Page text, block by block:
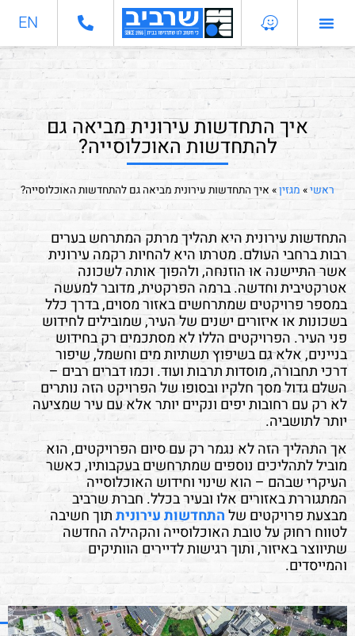
EN
איך התחדשות עירונית מביאה גם
להתחדשות האוכלוסייה?
ראשי»מגזין»איך התחדשות עירונית מביאה גם להתחדשות האוכלוסייה?
התחדשות עירונית היא תהליך מרתק המתרחש בערים
רבות ברחבי העולם. מטרתו היא להחיות רקמה עירונית
אשר התיישנה או הוזנחה, ולהפוך אותה לשכונה
אטרקטיבית וחדשה. ברמה הפרקטית, מדובר למעשה
במספר פרויקטים שמתרחשים באזור מסוים, בדרך כלל
בשכונות או איזורים ישנים של העיר, שמובילים לחידוש
פני העיר. הפרויקטים הללו לא מסתכמים רק בחידוש
בניינים, אלא גם בשיפוץ תשתיות מים וחשמל, שיפור
דרכי תחבורה, מוסדות תרבות ועוד. וכמו דברים רבים –
השלם גדול מסך חלקיו ובסופו של הפרויקט הזה נותרים
לא רק עם רחובות יפים ונקיים יותר אלא עם עיר שמציעה
יותר לתושביה.
אך התהליך הזה לא נגמר רק עם סיום הפרויקטים, הוא
מוביל לתהליכים נוספים שמתרחשים בעקבותיו, כאשר
העיקרי שבהם – הוא שינוי וחידוש האוכלוסייה
המתגוררת באזורים אלו ובעיר בכלל. חברת שרביב
מבצעת פרויקטים שלהתחדשות עירוניתתוך חשיבה
לטווח רחוק על טובת האוכלוסייה והקהילה החדשה
שתיווצר באיזור, ותוך רגישות לדיירים הוותיקים
והמייסדים.